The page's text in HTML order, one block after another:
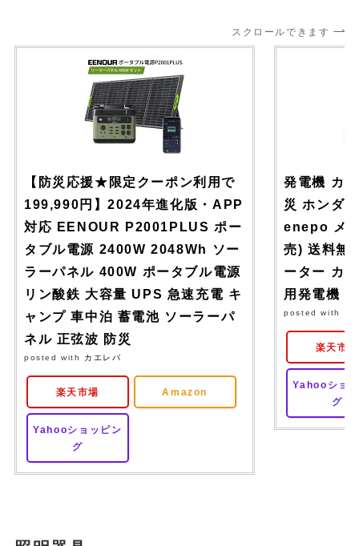
スクロールできます
【防災応援★限定クーポン利用で
199,990円】2024年進化版・APP
対応 EENOUR P2001PLUS ポー
タブル電源 2400W 2048Wh ソー
ラーパネル 400W ポータブル電源
リン酸鉄 大容量 UPS 急速充電 キ
ャンプ 車中泊 蓄電池 ソーラーパ
ネル 正弦波 防災
posted with カエレバ
楽天市場 Amazon
Yahooショッピン
グ
発電機 カ
災 ホンダ
enepo メ
売) 送料無
ーター カ
用発電機
posted with
楽天市場
Yahooショ
グ